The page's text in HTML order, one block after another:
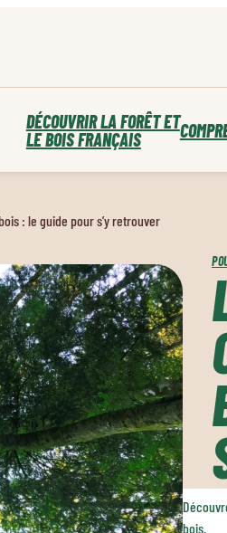
DÉCOUVRIR LA FORÊT ET
LE BOIS FRANÇAIS
: le guide pour s’y retrouver
bois.